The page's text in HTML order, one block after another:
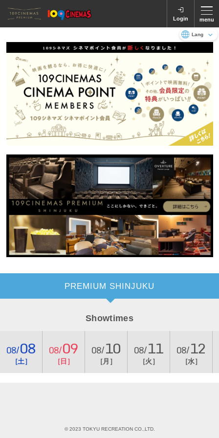
Login menu
PREMIUM SHINJUKU
Showtimes
08/08
［土］
08/09
［日］
08/10
［月］
08/11
［火］
08/12
［水］
© 2023 TOKYU RECREATION CO.,LTD.